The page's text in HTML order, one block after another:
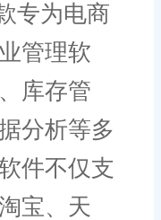
专为电商
管理软
库存管
分析等多
件不仅支
宝、天